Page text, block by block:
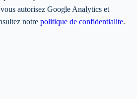
autorisez Google Analytics et
notre politique de confidentialite.